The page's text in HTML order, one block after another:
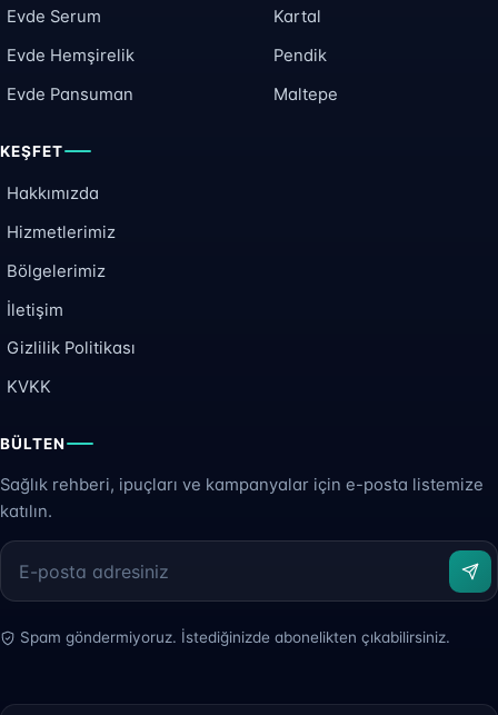
Evde Serum
Evde Hemşirelik
Evde Pansuman
Kartal
Pendik
Maltepe
KEŞFET
Hakkımızda
Hizmetlerimiz
Bölgelerimiz
İletişim
Gizlilik Politikası
KVKK
BÜLTEN
Sağlık rehberi, ipuçları ve kampanyalar için e-posta listemize
katılın.
Spam göndermiyoruz. İstediğinizde abonelikten çıkabilirsiniz.